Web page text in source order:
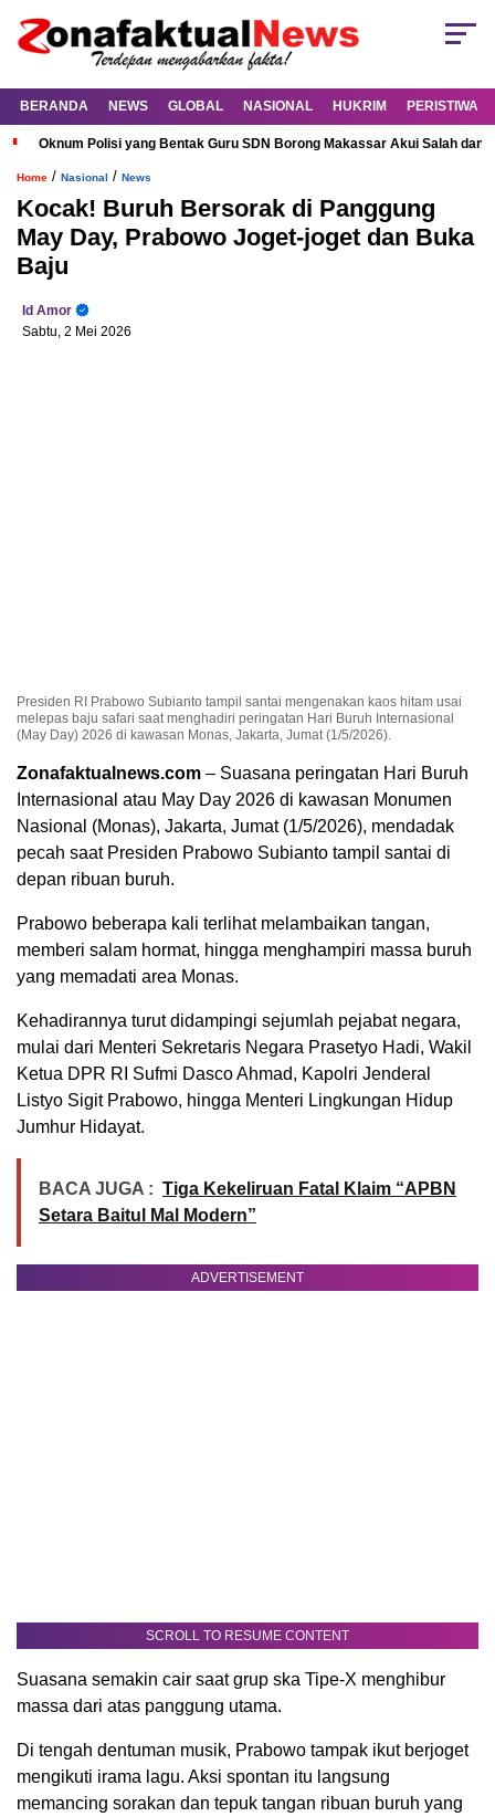
BERANDA NEWS GLOBAL NASIONAL HUKRIM PERISTIWA
Oknum Polisi yang Bentak Guru SDN Borong Makassar Akui Salah dan
Home / Nasional / News
Kocak! Buruh Bersorak di Panggung
May Day, Prabowo Joget-joget dan Buka
Baju
Id Amor
Sabtu, 2 Mei 2026
Presiden RI Prabowo Subianto tampil santai mengenakan kaos hitam usai
melepas baju safari saat menghadiri peringatan Hari Buruh Internasional
(May Day) 2026 di kawasan Monas, Jakarta, Jumat (1/5/2026).
Zonafaktualnews.com – Suasana peringatan Hari Buruh
Internasional atau May Day 2026 di kawasan Monumen
Nasional (Monas), Jakarta, Jumat (1/5/2026), mendadak
pecah saat Presiden Prabowo Subianto tampil santai di
depan ribuan buruh.
Prabowo beberapa kali terlihat melambaikan tangan,
memberi salam hormat, hingga menghampiri massa buruh
yang memadati area Monas.
Kehadirannya turut didampingi sejumlah pejabat negara,
mulai dari Menteri Sekretaris Negara Prasetyo Hadi, Wakil
Ketua DPR RI Sufmi Dasco Ahmad, Kapolri Jenderal
Listyo Sigit Prabowo, hingga Menteri Lingkungan Hidup
Jumhur Hidayat.
BACA JUGA : Tiga Kekeliruan Fatal Klaim “APBN
Setara Baitul Mal Modern”
ADVERTISEMENT
SCROLL TO RESUME CONTENT
Suasana semakin cair saat grup ska Tipe-X menghibur
massa dari atas panggung utama.
Di tengah dentuman musik, Prabowo tampak ikut berjoget
mengikuti irama lagu. Aksi spontan itu langsung
memancing sorakan dan tepuk tangan ribuan buruh yang